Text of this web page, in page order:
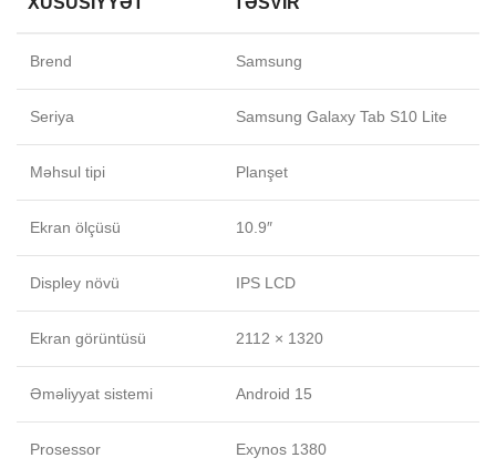
Brend Samsung
Seriya Samsung Galaxy Tab S10 Lite
Məhsul tipi Planşet
Ekran ölçüsü 10.9″
Displey növü IPS LCD
Ekran görüntüsü 2112 × 1320
Əməliyyat sistemi Android 15
Prosessor Exynos 1380